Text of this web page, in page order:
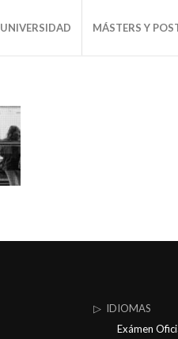
UNIVERSIDAD MÁSTERS Y
▷ IDIOMAS
Exámen